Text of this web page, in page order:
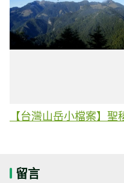
【台灣山岳小檔案】聖
留言